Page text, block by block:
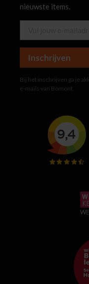
nieuwste items.
Inschrijven
Bij het inschrijven ga je
e-mails van Bomont.